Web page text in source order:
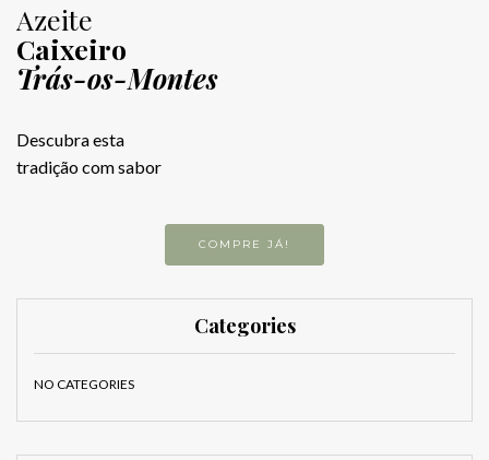
Azeite
Caixeiro
Trás-os-Montes
Descubra esta
tradição com sabor
COMPRE JÁ!
Categories
NO CATEGORIES